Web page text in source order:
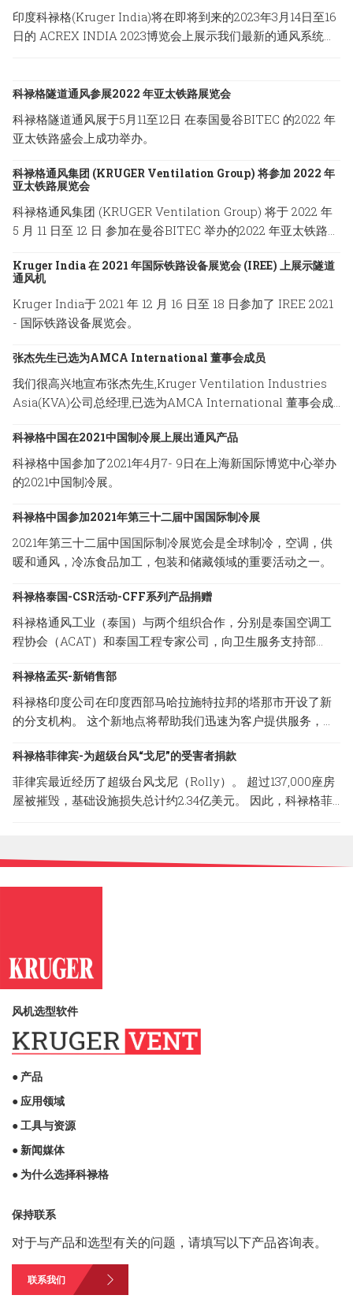
印度科禄格(Kruger India)将在即将到来的2023年3月14日至16
日的 ACREX INDIA 2023博览会上展示我们最新的通风系统方
科禄格隧道通风参展2022 年亚太铁路展览会
科禄格隧道通风展于5月11至12日 在泰国曼谷BITEC 的2022 年
亚太铁路盛会上成功举办。
科禄格通风集团 (KRUGER Ventilation Group) 将参加 2022 年
亚太铁路展览会
科禄格通风集团 (KRUGER Ventilation Group) 将于 2022 年
5 月 11 日至 12 日 参加在曼谷BITEC 举办的2022 年亚太铁路展
Kruger India 在 2021 年国际铁路设备展览会 (IREE) 上展示隧道
通风机
Kruger India于 2021 年 12 月 16 日至 18 日参加了 IREE 2021
- 国际铁路设备展览会。
张杰先生已选为AMCA International 董事会成员
我们很高兴地宣布张杰先生,Kruger Ventilation Industries
Asia(KVA)公司总经理,已选为AMCA International 董事会成
科禄格中国在2021中国制冷展上展出通风产品
科禄格中国参加了2021年4月7- 9日在上海新国际博览中心举办
的2021中国制冷展。
科禄格中国参加2021年第三十二届中国国际制冷展
2021年第三十二届中国国际制冷展览会是全球制冷，空调，供
暖和通风，冷冻食品加工，包装和储藏领域的重要活动之一。
科禄格泰国-CSR活动-CFF系列产品捐赠
科禄格通风工业（泰国）与两个组织合作，分别是泰国空调工
程协会（ACAT）和泰国工程专家公司，向卫生服务支持部
位。 HSS将把我们的通气产品分发给处于危险区域的当地医
院，以防止COVID-19通过空调系统在医疗团队和患者中传播。
CFF系列是科禄格公司提供的经过过滤的送风系统，为专门过
可达 99.99%。
科禄格孟买-新销售部
科禄格印度公司在印度西部马哈拉施特拉邦的塔那市开设了新
的分支机构。 这个新地点将帮助我们迅速为客户提供服务，并
308, Lodha Supremus II, Road No.22, Wagle Estate,Thane
(W) -400 604, Maharashtra, India
科禄格菲律宾-为超级台风“戈尼”的受害者捐款
菲律宾最近经历了超级台风戈尼（Rolly）。 超过137,000座房
屋被摧毁，基础设施损失总计约2.34亿美元。 因此，科禄格菲
助这场灾难的受害者。
风机选型软件
● 产品
● 应用领域
● 工具与资源
● 新闻媒体
● 为什么选择科禄格
保持联系
对于与产品和选型有关的问题，请填写以下产品咨询表。
联系我们